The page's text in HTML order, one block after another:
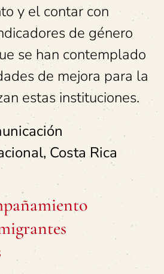
y el contar con
de género
se han contemplado
de mejora para la
estas instituciones.
Costa Rica